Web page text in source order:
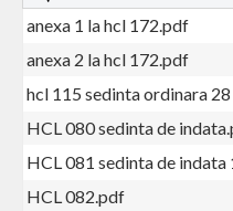
anexa 1 la hcl 172.pdf
anexa 2 la hcl 172.pdf
hcl 115 sedinta ordinara
HCL 080 sedinta de
HCL 081 sedinta de
HCL 082.pdf